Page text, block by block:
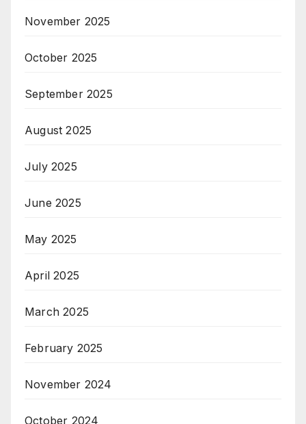
November 2025
October 2025
September 2025
August 2025
July 2025
June 2025
May 2025
April 2025
March 2025
February 2025
November 2024
October 2024